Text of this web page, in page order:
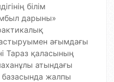
білім
дарыны»
ағымдағы
Тараз қаласының
атындағы
базасында жалпы